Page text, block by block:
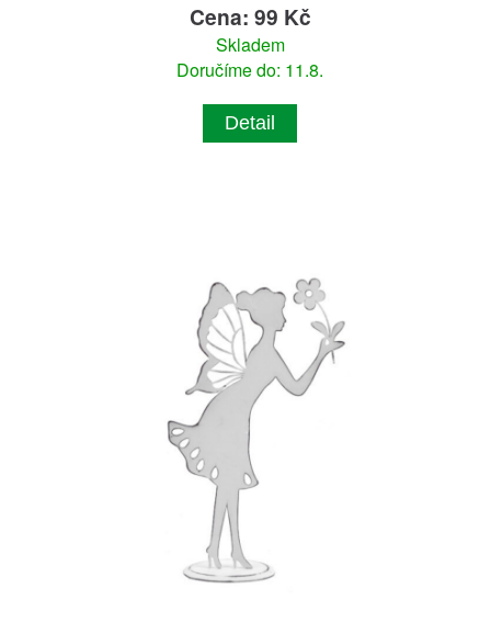
Cena: 99 Kč
Skladem
Doručíme do: 11.8.
Detail